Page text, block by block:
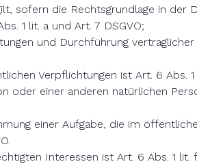
sofern die Rechtsgrundlage in der
1 lit. a und Art. 7 DSGVO;
und Durchführung
Verpflichtungen ist Art. 6 Abs. 1
oder einer anderen natürlichen
einer Aufgabe, die im
Interessen ist Art. 6 Abs. 1 lit. f